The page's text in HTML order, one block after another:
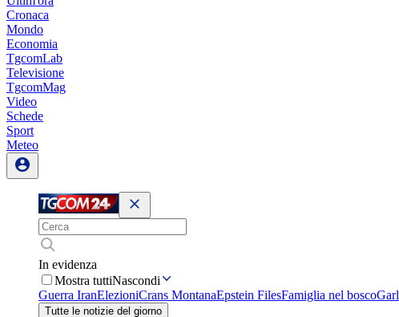
Cronaca
Mondo
Economia
TgcomLab
Televisione
TgcomMag
Video
Schede
Sport
Meteo
In evidenza
Mostra tuttiNascondi
Guerra IranElezioniCrans MontanaEpstein FilesFamiglia nel bosco
Tutte le notizie del giorno